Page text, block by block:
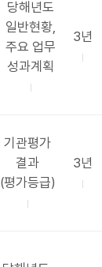
공
표
항
목
당해년도
일반현황,
주요 업무
성과계획
공
표
3년
공
항
기관평가
결과
(평가등급)
공
표
3년